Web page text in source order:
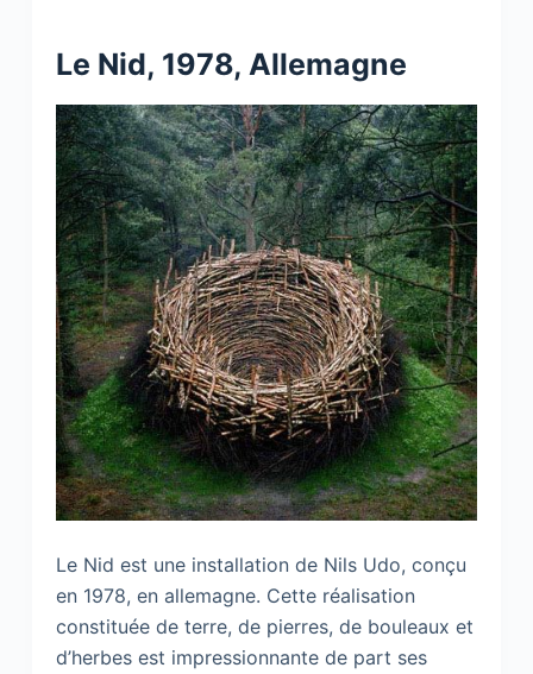
Le Nid, 1978, Allemagne
Le Nid est une installation de Nils Udo, conçu
en 1978, en allemagne. Cette réalisation
constituée de terre, de pierres, de bouleaux et
d’herbes est impressionnante de part ses